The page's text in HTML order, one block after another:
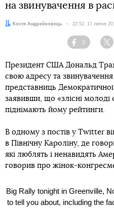
на звинувачення в
Автор:Костя Андрейковець Дата:
22:52, 17 липня
Facebook
2
Президент США Дональд
свою адресу та звинувачення
представниць
заявивши, що «злісні молоді
піднімають йому рейтинги.
В одному з постів у Twitter
в Північну Кароліну, де
які люблять і ненавидять
говорив про жінок-
Big Rally tonight in Greenville,
to tell you about, including the